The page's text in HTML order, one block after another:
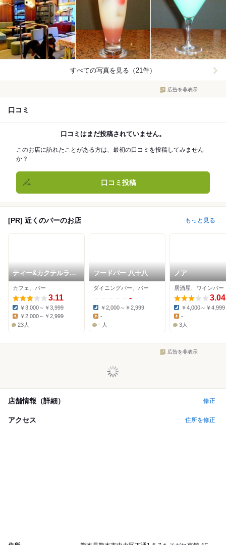
すべての写真を見る（21件）
広告を非表示
口コミ
口コミはまだ投稿されていません。
このお店に訪れたことがある方は、最初の口コミを投稿してみません
か？
口コミ投稿
[PR] 近くのバーのお店 もっと見る
ティー&カクテルラウ
ンジ「ファウンテン」
カフェ、バー
3.11
Dinner:
￥3,000～￥3,999
Lunch:
￥2,000～￥2,999
23人
フードバー 八十八
ダイニングバー、バー
-
Dinner:
￥2,000～￥2,999
Lunch:
-
- 人
ノア
居酒屋、ワインバー
3.04
Dinner:
￥4,000～￥4,999
Lunch:
-
3人
広告を非表示
店舗情報（詳細） 修正
アクセス 住所を修正